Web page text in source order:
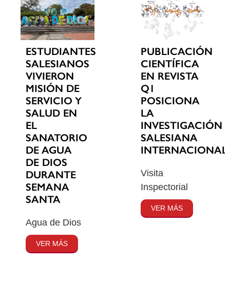
ESTUDIANTES
SALESIANOS
VIVIERON
MISIÓN DE
SERVICIO Y
SALUD EN
EL
SANATORIO
DE AGUA
DE DIOS
DURANTE
SEMANA
SANTA
Agua de Dios
VER MÁS
PUBLICACIÓN
CIENTÍFICA
EN REVISTA
Q1
POSICIONA
LA
INVESTIGACIÓN
SALESIANA
Visita
Inspectorial
VER MÁS